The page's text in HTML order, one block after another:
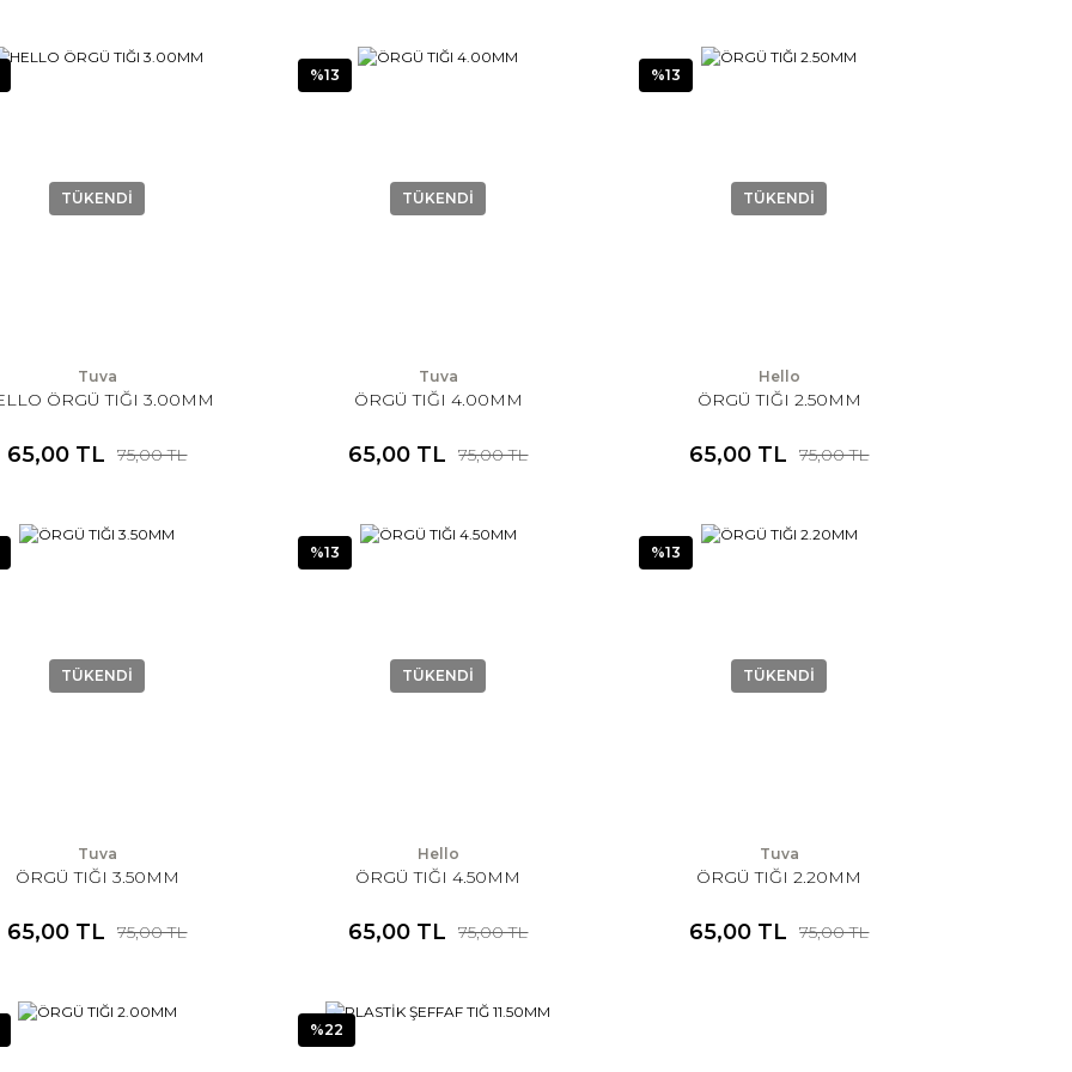
TÜKENDİ
Tuva
ÖRGÜ TIĞI 3.00MM
65,00 TL 75,00 TL
%13
TÜKENDİ
Tuva
ÖRGÜ TIĞI 4.00MM
65,00 TL 75,00 TL
%13
TÜKENDİ
Hello
ÖRGÜ TIĞI 2.50MM
65,00 TL 75,00 TL
TÜKENDİ
Tuva
ÖRGÜ TIĞI 3.50MM
65,00 TL 75,00 TL
%13
TÜKENDİ
Hello
ÖRGÜ TIĞI 4.50MM
65,00 TL 75,00 TL
%13
TÜKENDİ
Tuva
ÖRGÜ TIĞI 2.20MM
65,00 TL 75,00 TL
%22